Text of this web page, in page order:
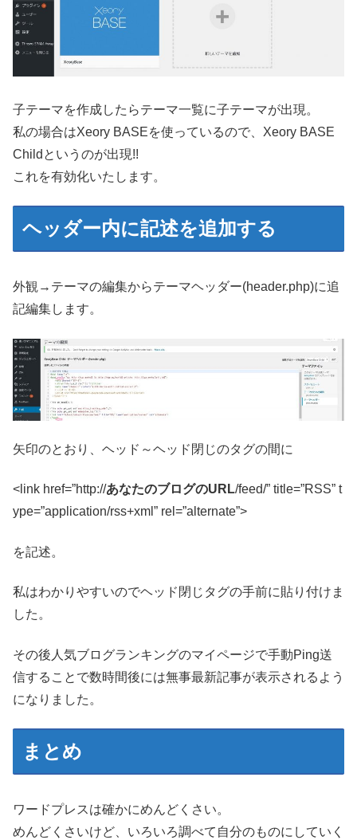
子テーマを作成したらテーマ一覧に子テーマが出現。
私の場合はXeory BASEを使っているので、Xeory BASE
Childというのが出現!!
これを有効化いたします。
ヘッダー内に記述を追加する
外観→テーマの編集からテーマヘッダー(header.php)に追
記編集します。
矢印のとおり、ヘッド～ヘッド閉じのタグの間に
<link href=”http://あなたのブログのURL/feed/” title=”RSS” t
ype=”application/rss+xml” rel=”alternate”>
を記述。
私はわかりやすいのでヘッド閉じタグの手前に貼り付けま
した。
その後人気ブログランキングのマイページで手動Ping送
信することで数時間後には無事最新記事が表示されるよう
になりました。
まとめ
ワードプレスは確かにめんどくさい。
めんどくさいけど、いろいろ調べて自分のものにしていく